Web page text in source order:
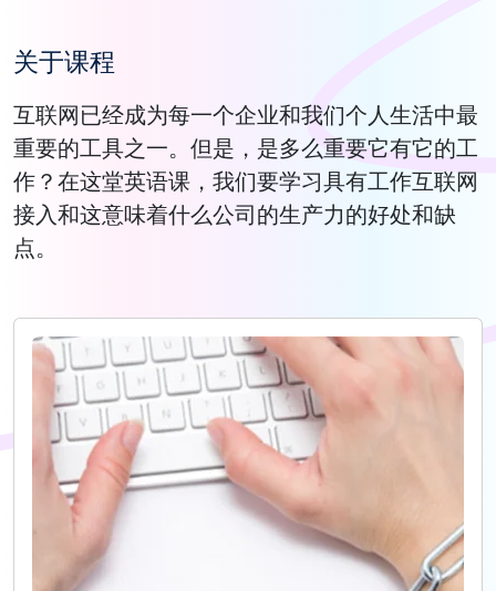
关于课程
互联网已经成为每一个企业和我们个人生活中最
重要的工具之一。但是，是多么重要它有它的工
作？在这堂英语课，我们要学习具有工作互联网
接入和这意味着什么公司的生产力的好处和缺
点。